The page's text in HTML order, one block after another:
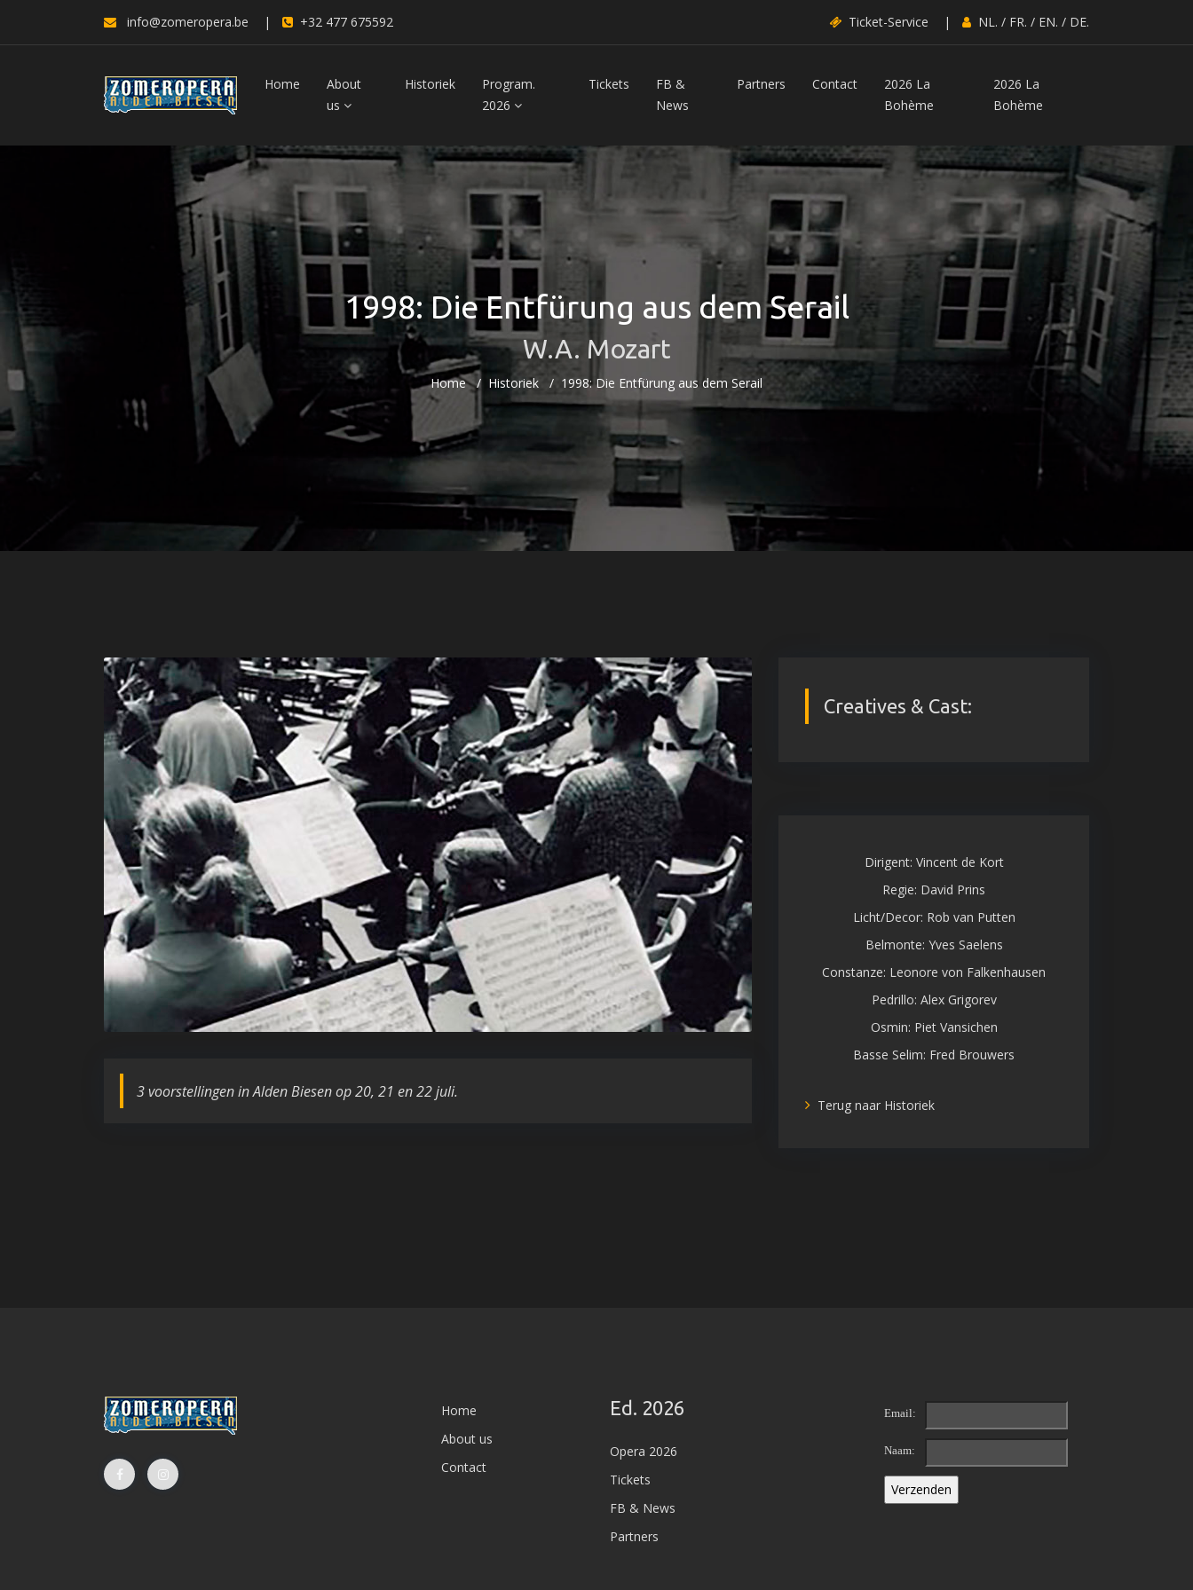
info@zomeropera.be | +32 477 675592 Ticket-Service | NL. / FR. / EN. / DE.
Home
About
us
Historiek
Program.
2026
Tickets
FB &
News
Partners Contact
2026 La
Bohème
2026 La
Bohème
1998: Die Entfürung aus dem Serail
W.A. Mozart
Home Historiek 1998: Die Entfürung aus dem Serail
3 voorstellingen in Alden Biesen op 20, 21 en 22 juli.
Creatives & Cast:
Dirigent: Vincent de Kort
Regie: David Prins
Licht/Decor: Rob van Putten
Belmonte: Yves Saelens
Constanze: Leonore von Falkenhausen
Pedrillo: Alex Grigorev
Osmin: Piet Vansichen
Basse Selim: Fred Brouwers
Terug naar Historiek
Home
About us
Contact
Ed. 2026
Opera 2026
Tickets
FB & News
Partners
Email:
Naam: